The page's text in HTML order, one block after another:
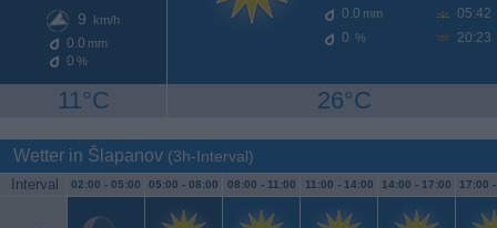
9 km/h
0.0 mm
0 %
11°C
0.0 mm
0 %
05:42
20:23
26°C
Wetter in Šlapanov (3h-Interval)
Interval 02:00 - 05:00 05:00 - 08:00 08:00 - 11:00 11:00 - 14:00 14:00 - 17:00 17:00